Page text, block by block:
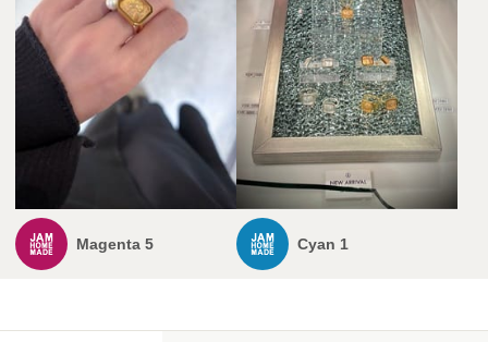
Magenta 5 Cyan 1